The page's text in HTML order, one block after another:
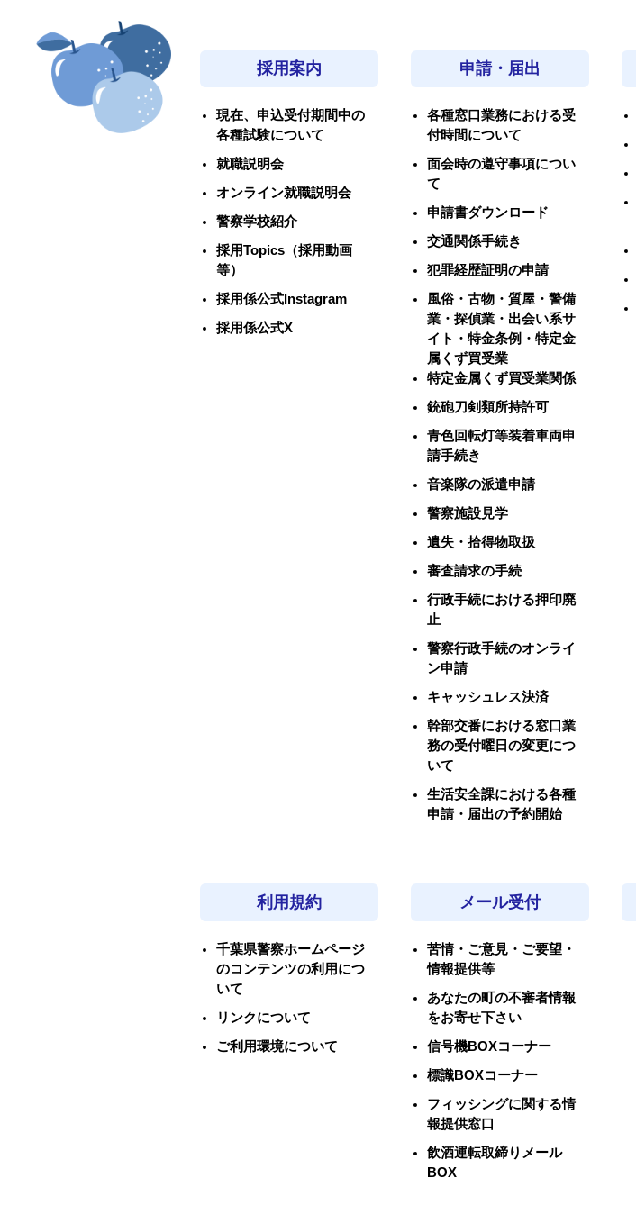
採用案内
現在、申込受付期間中の
各種試験について
就職説明会
オンライン就職説明会
警察学校紹介
採用Topics（採用動画
等）
採用係公式Instagram
採用係公式X
申請・届出
各種窓口業務における受
付時間について
面会時の遵守事項につい
て
申請書ダウンロード
交通関係手続き
犯罪経歴証明の申請
風俗・古物・質屋・警備
業・探偵業・出会い系サ
イト・特金条例・特定金
属くず買受業
特定金属くず買受業関係
銃砲刀剣類所持許可
青色回転灯等装着車両申
請手続き
音楽隊の派遣申請
警察施設見学
遺失・拾得物取扱
審査請求の手続
行政手続における押印廃
止
警察行政手続のオンライ
ン申請
キャッシュレス決済
幹部交番における窓口業
務の受付曜日の変更につ
いて
生活安全課における各種
申請・届出の予約開始
利用規約
千葉県警察ホームページ
のコンテンツの利用につ
いて
リンクについて
ご利用環境について
メール受付
苦情・ご意見・ご要望・
情報提供等
あなたの町の不審者情報
をお寄せ下さい
信号機BOXコーナー
標識BOXコーナー
フィッシングに関する情
報提供窓口
飲酒運転取締りメール
BOX